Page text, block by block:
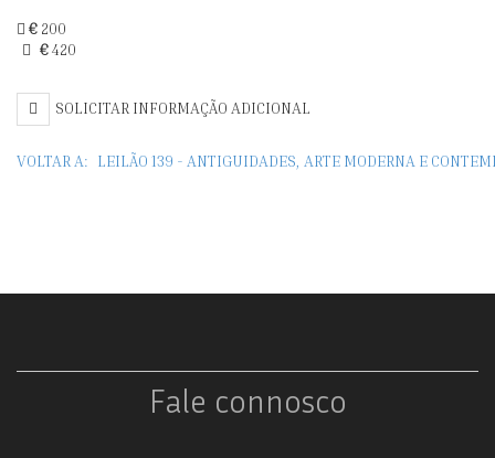
(1881-
"UNE
BRANCHE
€ 200
€420
SOLICITAR INFORMAÇÃO ADICIONAL
VOLTAR A: LEILÃO 139 - ANTIGUIDADES, ARTE MODERNA E
Fale connosco